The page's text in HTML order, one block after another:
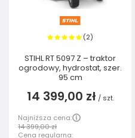
(2)
STIHL RT 5097 Z – traktor
ogrodowy, hydrostat, szer.
95 cm
14 399,00 zł / szt.
Najniższa cena:
14 399,00 zł
Cena regularna: